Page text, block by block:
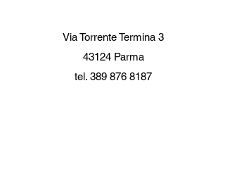
Via Torrente Termina 3
43124 Parma
tel. 389 876 8187